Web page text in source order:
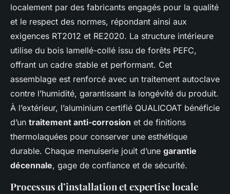
localement par des fabricants engagés pour la qualité
et le respect des normes, répondant ainsi aux
exigences RT2012 et RE2020. La structure intérieure
utilise du bois lamellé-collé issu de forêts PEFC,
offrant un cadre stable et performant. Cet
assemblage est renforcé avec un traitement autoclave
contre l’humidité, garantissant la longévité du produit.
À l’extérieur, l’aluminium certifié QUALICOAT bénéficie
d’un traitement anti-corrosion et de finitions
thermolaquées pour conserver une esthétique
durable. Chaque menuiserie jouit d’une garantie
décennale, gage de confiance et de sécurité.
Processus d’installation et expertise locale